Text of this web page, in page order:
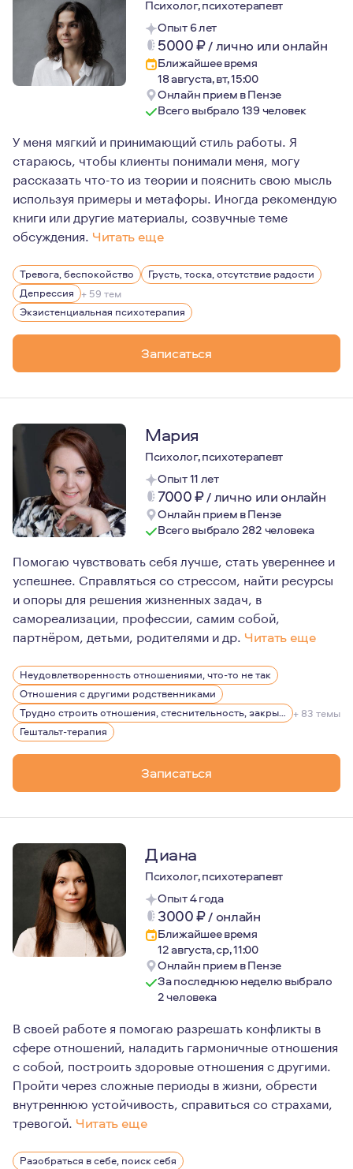
Психолог, психотерапевт
Опыт 6 лет
5000₽/лично или онлайн
Ближайшее время
18 августа, вт, 15:00
Онлайн прием в Пензе
Всего выбрало 139 человек
У меня мягкий и принимающий стиль работы. Я
стараюсь, чтобы клиенты понимали меня, могу
рассказать что-то из теории и пояснить свою мысль
используя примеры и метафоры. Иногда рекомендую
книги или другие материалы, созвучные теме
обсуждения. Читать еще
Психология - это моя вторая специальность,
Моя сильная сторона в работе - со мной безопасно и
Мое направление в работе - экзистенциальная
Тревога, беспокойство
Грусть, тоска, отсутствие радости
Депрессия + 59 тем
Экзистенциальная психотерапия
Записаться
Мария
Психолог, психотерапевт
Опыт 11 лет
7000₽/лично или онлайн
Онлайн прием в Пензе
Всего выбрало 282 человека
Помогаю чувствовать себя лучше, стать увереннее и
успешнее. Справляться со стрессом, найти ресурсы
и опоры для решения жизненных задач, в
самореализации, профессии, самим собой,
партнёром, детьми, родителями и др. Читать еще
Психолог, психотерапевт, по призванию, это обо
Я глубокая, и спокойная, так говорят, сочувствующая
Гуманистическое направление в терапии выбрала не
Всю свою жизнь чему-то учусь, люблю разнообразие,
Я мама двух замечательных мальчишек 17 и 22 лет, и, я
Неудовлетворенность отношениями, что-то не так
Отношения с другими родственниками
Трудно строить отношения, стеснительность, закрытость + 83 темы
Гештальт-терапия
Записаться
Диана
Психолог, психотерапевт
Опыт 4 года
3000₽/ онлайн
Ближайшее время
12 августа, ср, 11:00
Онлайн прием в Пензе
За последнюю неделю выбрало
2 человека
В своей работе я помогаю разрешать конфликты в
сфере отношений, наладить гармоничные отношения
с собой, построить здоровые отношения с другими.
Пройти через сложные периоды в жизни, обрести
внутреннюю устойчивость, справиться со страхами,
тревогой. Читать еще
В работе я обеспечиваю своим клиентам
Разобраться в себе, поиск себя